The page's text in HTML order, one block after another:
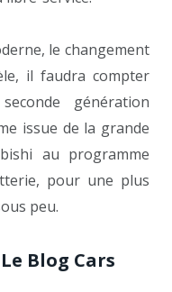
le changement
il faudra compter
génération
issue de la grande
au programme
pour une plus
peu.
Blog Cars